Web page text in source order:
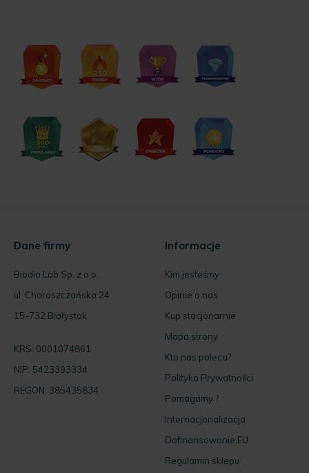
Dane firmy
Biodio Lab Sp. z o.o.
ul. Choroszczańska 24
15-732 Białystok
KRS: 0001074861
NIP: 5423393334
REGON: 385435834
Informacje
Kim jesteśmy
Opinie o nas
Kup stacjonarnie
Mapa strony
Kto nas poleca?
Polityka Prywatności
Pomagamy ?
Internacjonalizacja
Dofinansowanie EU
Regulamin sklepu